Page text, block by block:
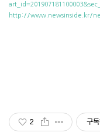
http://www.newsinside.kr/
2 구독